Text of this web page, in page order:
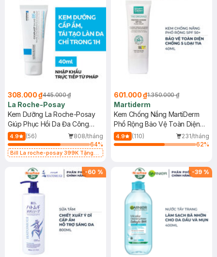
308.000 ₫445.000 ₫
La Roche-Posay
Kem Dưỡng La Roche-Posay
Giúp Phục Hồi Da Đa Công
Dụng 40ml
4.9 (56)
808/tháng
64%
Bill La roche-posay 399K Tặng
(SL có hạn)
601.000 ₫1.350.000 ₫
Martiderm
Kem Chống Nắng MartiDerm
Phổ Rộng Bảo Vệ Toàn Diện
40ml
4.9 (110)
231/tháng
62%
-60 % -39 %